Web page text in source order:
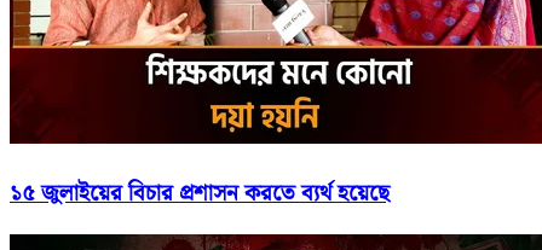
১৫ জুলাইয়ের বিচার প্রশাসন করতে ব্যর্থ হয়েছে